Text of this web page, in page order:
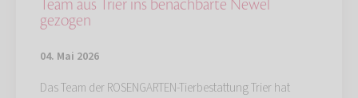
Team aus Trier ins benachbarte Newel
gezogen
04. Mai 2026
Das Team der ROSENGARTEN-Tierbestattung Trier hat